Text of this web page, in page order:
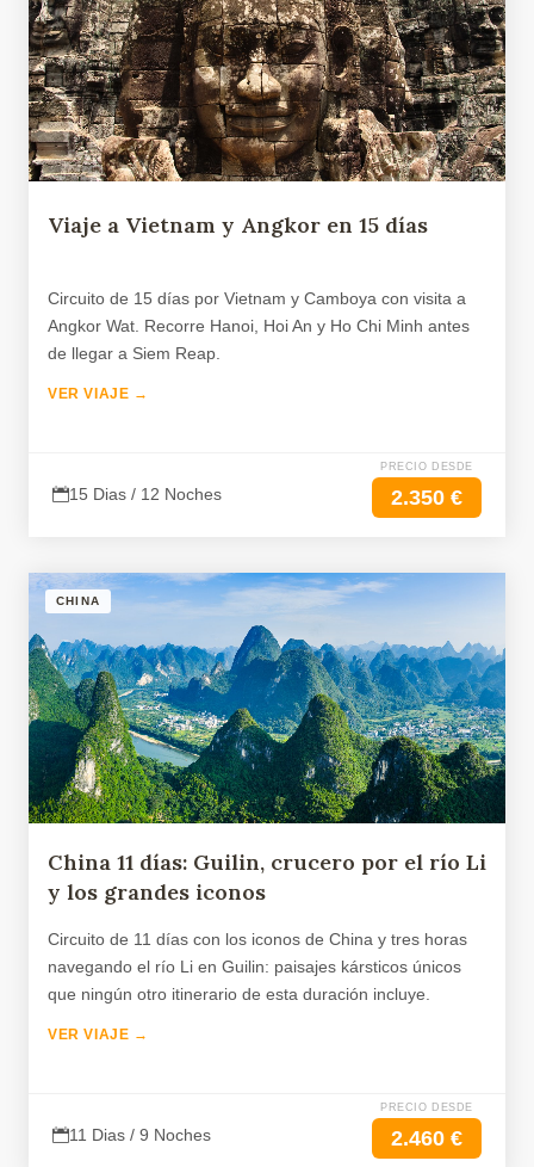
Viaje a Vietnam y Angkor en 15 días
Circuito de 15 días por Vietnam y Camboya con visita a
Angkor Wat. Recorre Hanoi, Hoi An y Ho Chi Minh antes
de llegar a Siem Reap.
VER VIAJE →
15 Dias / 12 Noches
PRECIO DESDE
2.350 €
CHINA
China 11 días: Guilin, crucero por el río Li
y los grandes iconos
Circuito de 11 días con los iconos de China y tres horas
navegando el río Li en Guilin: paisajes kársticos únicos
que ningún otro itinerario de esta duración incluye.
VER VIAJE →
11 Dias / 9 Noches
PRECIO DESDE
2.460 €